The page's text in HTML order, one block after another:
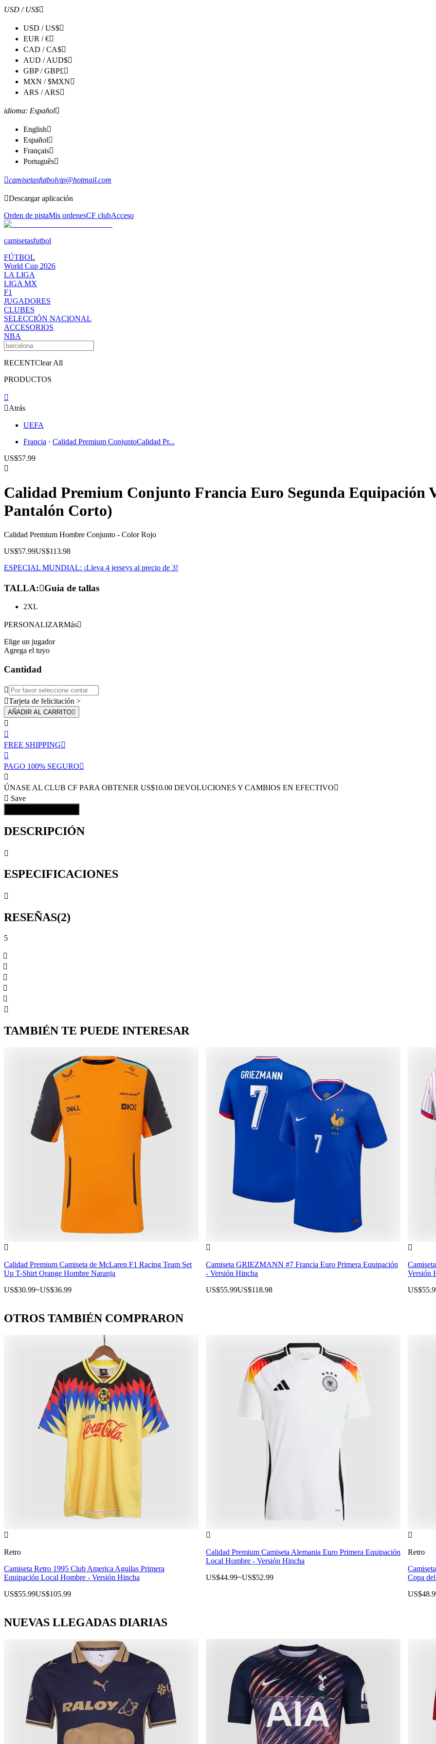
1
USD / US$
USD / US$
EUR / €
CAD / CA$
AUD / AUD$
GBP / GBP£
MXN / $MXN
ARS / ARS
idioma: Español
English
Español
Français
Português
camisetasfutbolvip@hotmail.com
Descargar aplicación
Orden de pistaMis ordenesCF clubAcceso
camisetasfutbol
FÚTBOL
World Cup 2026
LA LIGA
LIGA MX
F1
JUGADORES
CLUBES
SELECCIÓN NACIONAL
ACCESORIOS
NBA
RECENTClear All
PRODUCTOS

Atrás
UEFA
Francia · Calidad Premium ConjuntoCalidad Pr...
US$57.99

Calidad Premium Conjunto Francia Euro Segunda Equipación
Pantalón Corto)
Calidad Premium Hombre Conjunto - Color Rojo
US$57.99US$113.98
ESPECIAL MUNDIAL: ¡Lleva 4 jerseys al precio de 3!
TALLA:Guia de tallas
2XL
PERSONALIZARMás
Elige un jugador
Agrega el tuyo
Cantidad

Tarjeta de felicitación >
AÑADIR AL CARRITO


FREE SHIPPING

PAGO 100% SEGURO

ÚNASE AL CLUB CF PARA OBTENER US$10.00 DEVOLUCIONES Y CAMBIOS EN EFECTIVO
 Save
DESCRIPCIÓN

ESPECIFICACIONES

RESEÑAS(2)
5






TAMBIÉN TE PUEDE INTERESAR

Calidad Premium Camiseta de McLaren F1 Racing Team Set
Up T-Shirt Orange Hombre Naranja
US$30.99~US$36.99

Camiseta GRIEZMANN #7 Francia Euro Primera Equipación
- Versión Hincha
US$55.99US$118.98

Versión
OTROS TAMBIÉN COMPRARON

Retro
Camiseta Retro 1995 Club America Aguilas Primera
Equipación Local Hombre - Versión Hincha
US$55.99US$105.99

Calidad Premium Camiseta Alemania Euro Primera Equipación
Local Hombre - Versión Hincha
US$44.99~US$52.99

Retro
Copa
NUEVAS LLEGADAS DIARIAS